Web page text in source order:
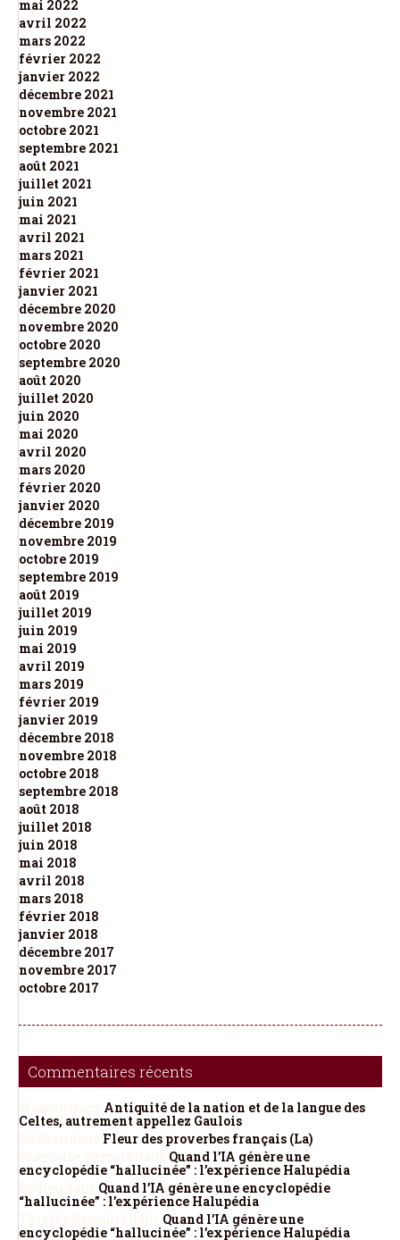
mai 2022
avril 2022
mars 2022
février 2022
janvier 2022
décembre 2021
novembre 2021
octobre 2021
septembre 2021
août 2021
juillet 2021
juin 2021
mai 2021
avril 2021
mars 2021
février 2021
janvier 2021
décembre 2020
novembre 2020
octobre 2020
septembre 2020
août 2020
juillet 2020
juin 2020
mai 2020
avril 2020
mars 2020
février 2020
janvier 2020
décembre 2019
novembre 2019
octobre 2019
septembre 2019
août 2019
juillet 2019
juin 2019
mai 2019
avril 2019
mars 2019
février 2019
janvier 2019
décembre 2018
novembre 2018
octobre 2018
septembre 2018
août 2018
juillet 2018
juin 2018
mai 2018
avril 2018
mars 2018
février 2018
janvier 2018
décembre 2017
novembre 2017
octobre 2017
Commentaires récents
Antiquité de la nation et de la langue des
Celtes, autrement appellez Gaulois
Fleur des proverbes français (La)
Quand l’IA génère une
encyclopédie “hallucinée” : l’expérience Halupédia
Quand l’IA génère une encyclopédie
“hallucinée” : l’expérience Halupédia
Quand l’IA génère une
encyclopédie “hallucinée” : l’expérience Halupédia